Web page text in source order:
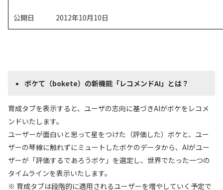
公開日 2012年10月10日
ボケて（bokete） の新機能「レコメンドAI」とは？
育成タブを表示すると、ユーザの志向に基づきAIがボケをレコメ
ンドいたします。
ユーザーが面白いと思って星をつけた（評価した）ボケと、ユー
ザーの琴線に触れずにミュートしたボケのデータから、AIがユー
ザーが「評価するであろうボケ」を選定し、世界でたった一つの
タイムラインを表示いたします。
※ 育成タブは段階的に適用されるユーザーを増やしていく予定で